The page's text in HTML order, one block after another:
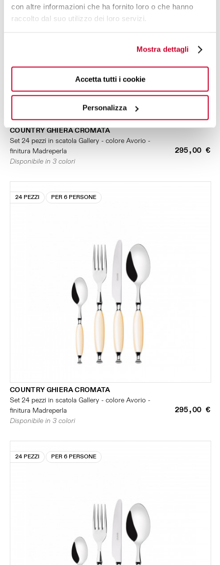
con altre informazioni che ha fornito loro o che hanno
raccolto dal suo utilizzo dei loro servizi.
Mostra dettagli
Accetta tutti i cookie
Personalizza
COUNTRY GHIERA CROMATA
Set 24 pezzi in scatola Gallery - colore Avorio -
finitura Madreperla
295,00 €
Disponibile in 3 colori
24 PEZZI PER 6 PERSONE
COUNTRY GHIERA CROMATA
Set 24 pezzi in scatola Gallery - colore Avorio -
finitura Madreperla
295,00 €
Disponibile in 3 colori
24 PEZZI PER 6 PERSONE